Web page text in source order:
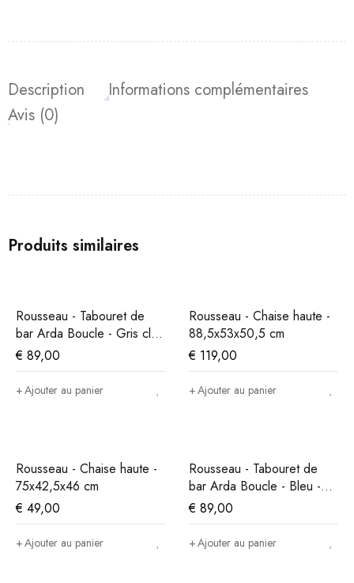
Description
Informations complémentaires
Avis (0)
Produits similaires
Rousseau - Tabouret de
bar Arda Boucle - Gris clair
- 86x49x46 cm
€ 89,00
Ajouter au panier
Rousseau - Chaise haute -
88,5x53x50,5 cm
€ 119,00
Ajouter au panier
Rousseau - Chaise haute -
75x42,5x46 cm
€ 49,00
Ajouter au panier
Rousseau - Tabouret de
bar Arda Boucle - Bleu -
86x49x46 cm
€ 89,00
Ajouter au panier